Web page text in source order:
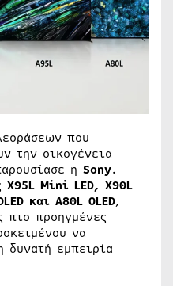
που
την οικογένεια
η Sony.
X95L Mini LED, Χ90L
και A80L OLED,
πιο προηγμένες
να
δυνατή εμπειρία